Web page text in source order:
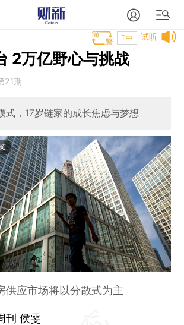
试听
T中
2万亿野心与挑战
21期
式，17岁链家的成长焦虑与梦想
供应市场将以分散式为主
刊 侯雯